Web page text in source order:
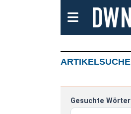
ARTIKELSUCHE
Gesuchte Wörter